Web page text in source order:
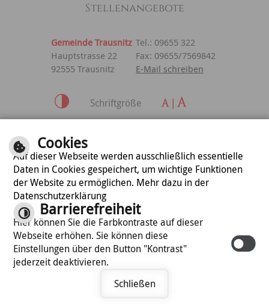
Stellenangebote
Gemeinde Trausnitz Tel.: 09655 322
Hauptstrasse 22
Fax: 09655/7569842
92555 Trausnitz
E-Mail schreiben
Schriftgröße
Datenschutzerklärung
optimiert für
mobile Endgeräte
©cm city media GmbH
Termin vereinbaren
Cookies
Auf dieser Webseite werden ausschließlich essentielle
Daten in Cookies gespeichert, um wichtige Funktionen
der Website zu ermöglichen. Mehr dazu in der
Datenschutzerklärung
Barrierefreiheit
Hier können Sie die Farbkontraste auf dieser
Webseite erhöhen. Sie können diese
Einstellungen über den Button "Kontrast"
jederzeit deaktivieren.
Schließen